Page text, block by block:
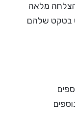
מלאה
בטקט שלהם